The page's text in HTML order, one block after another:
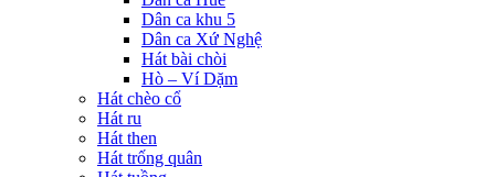
Dân ca khu 5
Dân ca Xứ Nghệ
Hát bài chòi
Hò – Ví Dặm
Hát chèo cổ
Hát ru
Hát then
Hát trống quân